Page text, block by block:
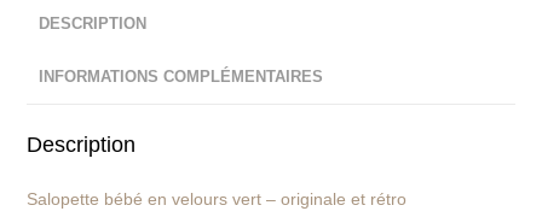
DESCRIPTION
INFORMATIONS COMPLÉMENTAIRES
Description
Salopette bébé en velours vert – originale et rétro